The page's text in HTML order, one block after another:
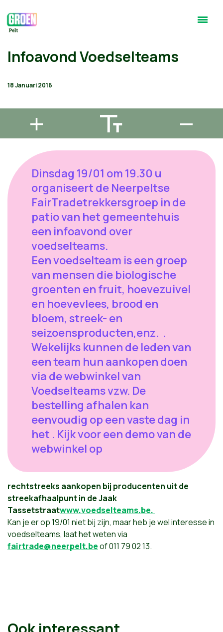
Infoavond Voedselteams
18 Januari 2016
Dinsdag 19/01 om 19.30 u
organiseert de Neerpeltse
FairTradetrekkersgroep in de
patio van het gemeentehuis
een infoavond over
voedselteams.
Een voedselteam is een groep
van mensen die biologische
groenten en fruit, hoevezuivel
en hoevevlees, brood en
bloem, streek- en
seizoensproducten,enz. .
Wekelijks kunnen de leden van
een team hun aankopen doen
via de webwinkel van
Voedselteams vzw. De
bestelling afhalen kan
eenvoudig op een vaste dag in
het . Kijk voor een demo van de
webwinkel op
rechtstreeks aankopen bij producenten uit de
streekafhaalpunt in de Jaak
Tassetstraatwww.voedselteams.be.
Kan je er op 19/01 niet bij zijn, maar heb je wel interesse in
voedselteams, laat het weten via
fairtrade@neerpelt.beof 011 79 02 13.